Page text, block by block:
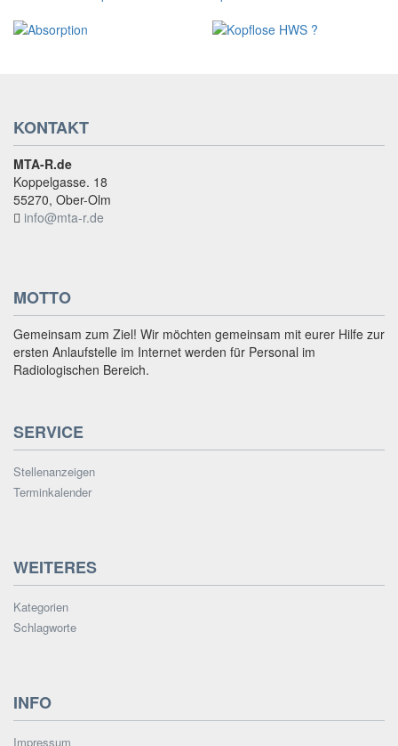
KONTAKT
MTA-R.de
Koppelgasse. 18
55270, Ober-Olm
info@mta-r.de
MOTTO
Gemeinsam zum Ziel! Wir möchten gemeinsam mit eurer Hilfe zur
ersten Anlaufstelle im Internet werden für Personal im
Radiologischen Bereich.
SERVICE
Stellenanzeigen
Terminkalender
WEITERES
Kategorien
Schlagworte
INFO
Impressum